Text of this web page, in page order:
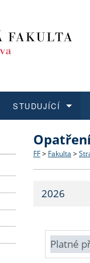
Struktura
Strategie
Fakultní
Co
Učitelské
STUDUJÍCÍ
O vědě a
Aktuální
FF > Fakulta >
2026
Platné